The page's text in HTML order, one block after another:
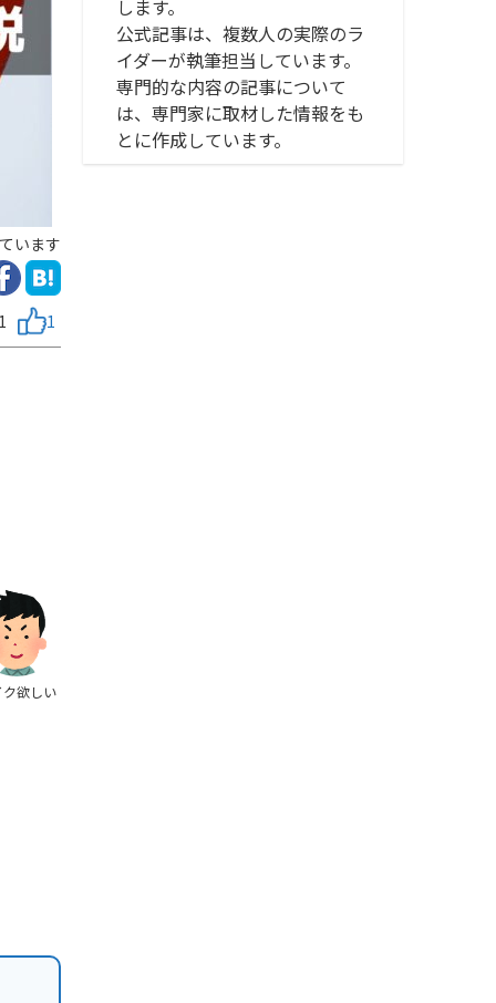
います
1
ク欲しい
します。
公式記事は、複数人の実際のラ
イダーが執筆担当しています。
専門的な内容の記事について
は、専門家に取材した情報をも
とに作成しています。